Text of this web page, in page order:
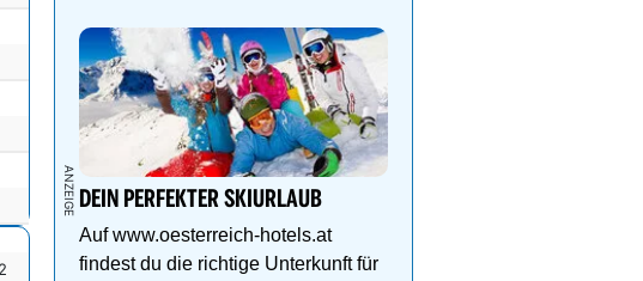
2
DEIN PERFEKTER SKIURLAUB
Auf www.oesterreich-hotels.at
findest du die richtige Unterkunft für